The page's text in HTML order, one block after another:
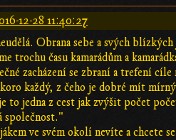
12-28 11:40:27
Obrana sebe a svých blízkých
trochu času kamarádům a
zacházení se zbraní a trefení
každý, z čeho je dobré mít
to jedna z cest jak zvýšit počet
společnost."
ve svém okolí nevíte a